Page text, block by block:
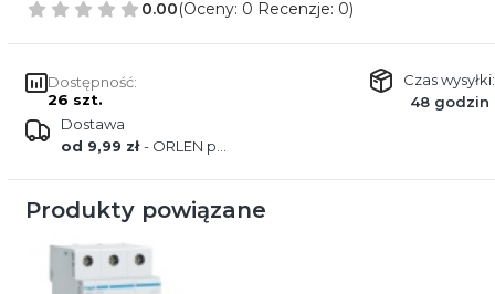
0.00(Oceny: 0 Recenzje: 0)
Dostępność:
26 szt.
Czas wysyłki:
48 godzin
Dostawa
od 9,99 zł- ORLEN paczka
Produkty powiązane